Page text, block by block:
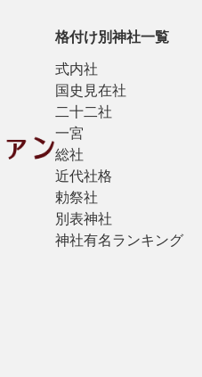
格付け別神社一覧
式内社
国史見在社
二十二社
一宮
総社
近代社格
勅祭社
別表神社
神社有名ランキング